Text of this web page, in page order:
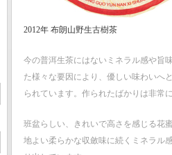
2012年 布朗山野生古樹茶
今の普洱生茶にはないミネラル感や旨
た様々な要因により、優しい味わいへ
られています。作られたばかりは非常
班盆らしい、きれいで高さを感じる花
地よい柔らかな収斂味に続くミネラル